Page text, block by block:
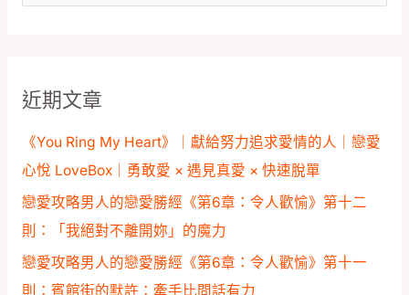
字
近期文章
《You Ring My Heart》｜獻給努力追求愛情的人｜戀愛
心悅 LoveBox｜勇敢愛 × 遇見真愛 × 快速脫單
戀愛攻略男人的戀愛勝經《第6章：令人歡愉》第十二
則：「我絕對不離開妳」的魔力
戀愛攻略男人的戀愛勝經《第6章：令人歡愉》第十一
則：賓館街的默許：牽手比問話有力